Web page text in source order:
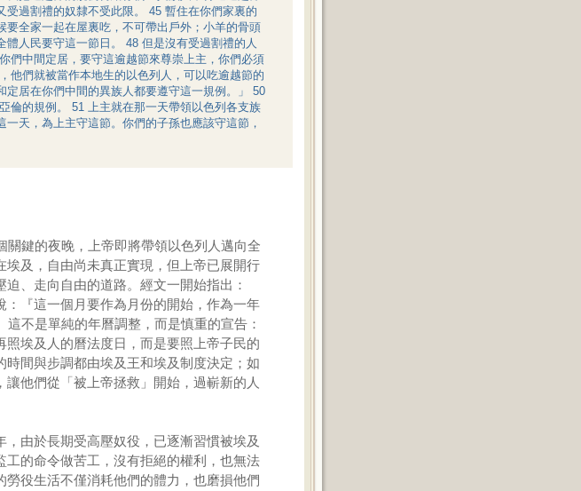
受過割禮的奴隸不受此限。 45 暫住在你們家裏的
要全家一起在屋裏吃，不可帶出戶外；小羊的骨頭
體人民要守這一節日。 48 但是沒有受過割禮的人
們中間定居，要守這逾越節來尊崇上主，你們必須
他們就被當作本地生的以色列人，可以吃逾越節的
定居在你們中間的異族人都要遵守這一規例。」 50
倫的規例。 51 上主就在那一天帶領以色列各支族
天，為上主守這節。你們的子孫也應該守這節，
關鍵的夜晚，上帝即將帶領以色列人邁向全
埃及，自由尚未真正實現，但上帝已展開行
、走向自由的道路。經文一開始指出：
：『這一個月要作為月份的開始，作為一年
這不是單純的年曆調整，而是慎重的宣告：
照埃及人的曆法度日，而是要照上帝子民的
時間與步調都由埃及王和埃及制度決定；如
他們從「被上帝拯救」開始，過嶄新的人
，由於長期受高壓奴役，已逐漸習慣被埃及
工的命令做苦工，沒有拒絕的權利，也無法
勞役生活不僅消耗他們的體力，也磨損他們